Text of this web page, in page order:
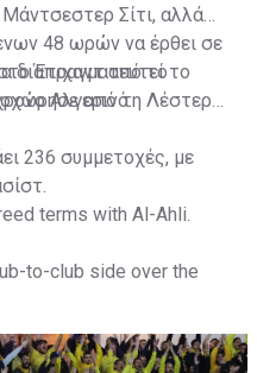
Σίτι, αλλά
48 ωρών να έρθει σε
διαπραγματευτεί το
Αλγερινό.
Έτιχαντ από το
από τη Λέστερ
236 συμμετοχές, με
terms with Al-Ahli.
to-club side over the
is keen on the move and